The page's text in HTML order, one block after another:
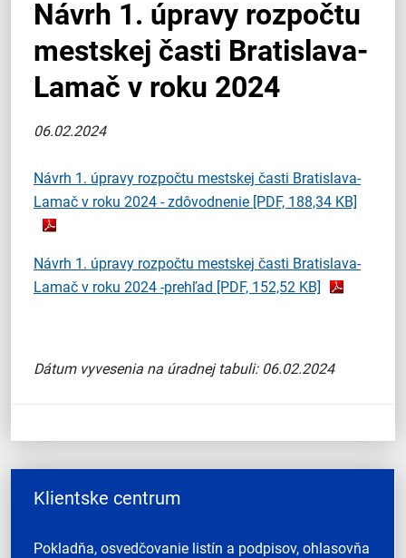
Návrh 1. úpravy rozpočtu
mestskej časti Bratislava-
Lamač v roku 2024
06.02.2024
Návrh 1. úpravy rozpočtu mestskej časti Bratislava-
Lamač v roku 2024 - zdôvodnenie [PDF, 188,34 KB]
Návrh 1. úpravy rozpočtu mestskej časti Bratislava-
Lamač v roku 2024 -prehľad [PDF, 152,52 KB]
Dátum vyvesenia na úradnej tabuli: 06.02.2024
Klientske centrum
Pokladňa, osvedčovanie listín a podpisov, ohlasovňa